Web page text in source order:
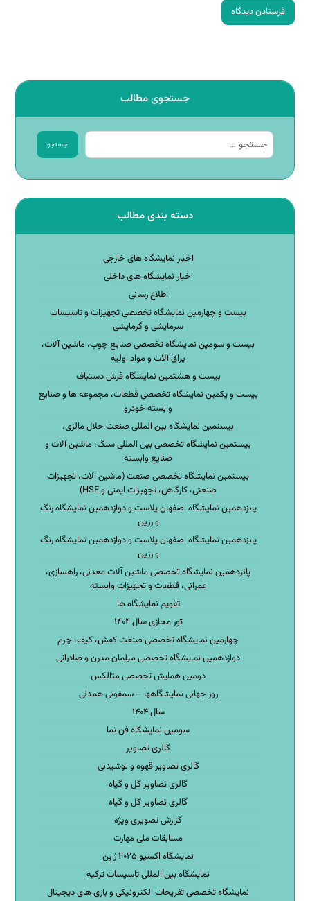
فرستادن دیدگاه
جستجوی مطالب
جستجو
دسته بندی مطالب
اخبار نمایشگاه های خارجی
اخبار نمایشگاه های داخلی
اطلاع رسانی
بیست و چهارمین نمایشگاه تخصصی تجهیزات و تاسیسات
سرمایشی و گرمایشی
بیست و سومین نمایشگاه تخصصی صنایع چوب، ماشین آلات،
یراق آلات و مواد اولیه
بیست و هشتمین نمایشگاه فرش دستباف
بیست و یکمین نمایشگاه تخصصی قطعات، مجموعه ها و صنایع
وابسته خودرو
بیستمین نمایشگاه بین المللی صنعت حلال مالزی.
بیستمین نمایشگاه تخصصی بین المللی سنگ، ماشین آلات و
صنایع وابسته
بیستمین نمایشگاه تخصصی صنعت (ماشین آلات، تجهیزات
صنعتی، کارگاهی، تجهیزات ایمنی و HSE)
پانزدهمین نمایشگاه اصفهان پلاست و دوازدهمین نمایشگاه رنگ
و رزین
پانزدهمین نمایشگاه اصفهان پلاست و دوازدهمین نمایشگاه رنگ
و رزین
پانزدهمین نمایشگاه تخصصی ماشین آلات معدنی، راهسازی،
عمرانی، قطعات و تجهیزات وابسته
تقویم نمایشگاه ها
تور مجازی سال ۱۴۰۴
چهارمین نمایشگاه تخصصی صنعت کفش، کیف، چرم
دوازدهمین نمایشگاه تخصصی مبلمان مدرن و صادراتی
دومین همایش تخصصی متالکس
روز جهانی نمایشگاهها – سمفونی همدلی
سال ۱۴۰۴
سومین نمایشگاه فن نما
گالری تصاویر
گالری تصاویر قهوه و نوشیدنی
گالری تصاویر گل و گیاه
گالری تصاویر گل و گیاه
گزارش تصویری ویژه
مسابقات ملی مهارت
نمایشگاه اکسپو ۲۰۲۵ ژاپن
نمایشگاه بین المللی تاسیسات ترکیه
نمایشگاه تخصصی تفریحات الکترونیکی و بازی های دیجیتال